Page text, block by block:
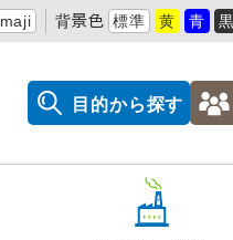
背景色 標準 黄 青
目的から探す